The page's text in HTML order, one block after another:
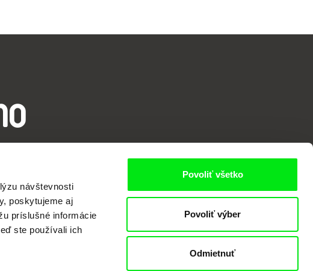
návštevnosti
poskytujeme aj
príslušné informácie
ste používali ich
Povoliť všetko
Povoliť výber
Odmietnuť
festivalov dokumentárneho filmu združených